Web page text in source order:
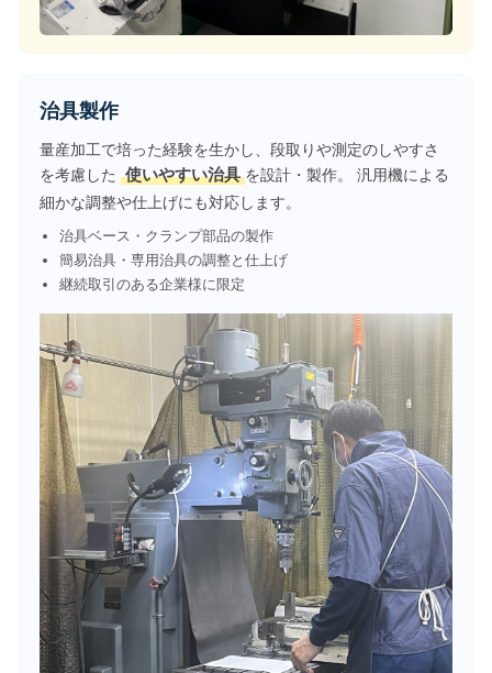
治具製作
量産加工で培った経験を生かし、段取りや測定のしやすさ
を考慮した 使いやすい治具 を設計・製作。 汎用機による
細かな調整や仕上げにも対応します。
治具ベース・クランプ部品の製作
簡易治具・専用治具の調整と仕上げ
継続取引のある企業様に限定